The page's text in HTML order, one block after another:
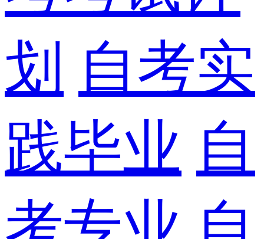
划 自考实
践毕业 自